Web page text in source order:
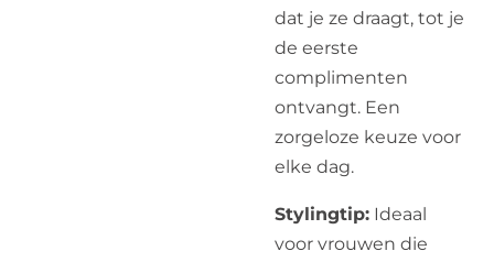
dat je ze draagt, tot je
de eerste
complimenten
ontvangt. Een
zorgeloze keuze voor
elke dag.
Stylingtip: Ideaal
voor vrouwen die